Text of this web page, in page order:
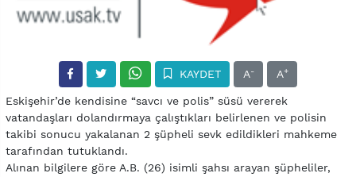
KAYDET A- A+
Eskişehir’de kendisine “savcı ve polis” süsü vererek
vatandaşları dolandırmaya çalıştıkları belirlenen ve polisin
takibi sonucu yakalanan 2 şüpheli sevk edildikleri mahkeme
tarafından tutuklandı.
Alınan bilgilere göre A.B. (26) isimli şahsı arayan şüpheliler,